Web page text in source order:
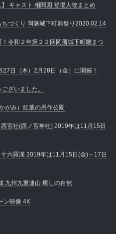
キャスト 相関図 登場人物まとめ
づくり 岡藩城下町雛祭り2020.02.14
！令和２年第２２回岡藩城下町雛まつ
日（木）2月28日（金）に開催！
ざいました。
がみ）紅葉の用作公園
宮社(西ノ宮神社) 2019年は11月15日
六羅漢 2019年は11月15日(金)～17日
九州九重連山 癒しの自然
ン映像 4K